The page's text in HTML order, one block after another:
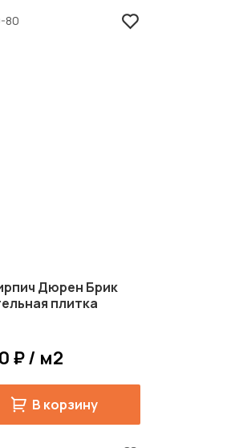
80
Дюрен Брик
плитка
₽ / м2
В корзину